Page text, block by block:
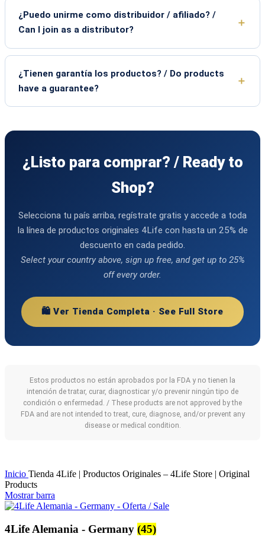
¿Puedo unirme como distribuidor / afiliado? /
Can I join as a distributor?
¿Tienen garantía los productos? / Do products
have a guarantee?
¿Listo para comprar? / Ready to
Shop?
Selecciona tu país arriba, regístrate gratis y accede a toda
la línea de productos originales 4Life con hasta un 25% de
descuento en cada pedido.
Select your country above, sign up free, and get up to 25%
off every order.
🛍️ Ver Tienda Completa · See Full Store
Estos productos no están aprobados por la FDA y no tienen la
intención de tratar, curar, diagnosticar y/o prevenir ningún tipo de
condición o enfermedad. / These products are not approved by the
FDA and are not intended to treat, cure, diagnose, and/or prevent any
disease or medical condition.
Inicio Tienda 4Life | Productos Originales – 4Life Store | Original
Products
Mostrar barra
4Life Alemania - Germany (45)